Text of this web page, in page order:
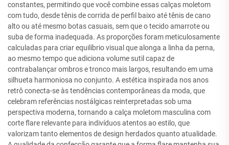
constantes, permitindo que você combine essas calças moletom
com tudo, desde tênis de corrida de perfil baixo até tênis de cano
alto ou até mesmo botas casuais, sem que o tecido amarrote ou
suba de forma inadequada. As proporções foram meticulosamente
calculadas para criar equilíbrio visual que alonga a linha da perna,
ao mesmo tempo que adiciona volume sutil capaz de
contrabalançar ombros e tronco mais largos, resultando em uma
silhueta harmoniosa no conjunto. A estética inspirada nos anos
retrô conecta-se às tendências contemporâneas da moda, que
celebram referências nostálgicas reinterpretadas sob uma
perspectiva moderna, tornando a calça moletom masculina com
corte flare relevante para indivíduos atentos ao estilo, que
valorizam tanto elementos de design herdados quanto atualidade.